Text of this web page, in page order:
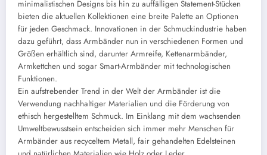
minimalistischen Designs bis hin zu auffälligen Statement-Stücken
bieten die aktuellen Kollektionen eine breite Palette an Optionen
für jeden Geschmack. Innovationen in der Schmuckindustrie haben
dazu geführt, dass Armbänder nun in verschiedenen Formen und
Größen erhältlich sind, darunter Armreife, Kettenarmbänder,
Armkettchen und sogar Smart-Armbänder mit technologischen
Funktionen.
Ein aufstrebender Trend in der Welt der Armbänder ist die
Verwendung nachhaltiger Materialien und die Förderung von
ethisch hergestelltem Schmuck. Im Einklang mit dem wachsenden
Umweltbewusstsein entscheiden sich immer mehr Menschen für
Armbänder aus recyceltem Metall, fair gehandelten Edelsteinen